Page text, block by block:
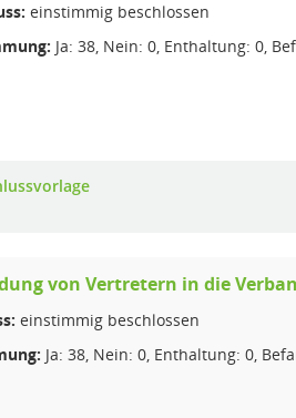
einstimmig beschlossen
Ja: 38, Nein: 0, Enthaltung: 0,
von Vertretern in die
einstimmig beschlossen
Ja: 38, Nein: 0, Enthaltung: 0,